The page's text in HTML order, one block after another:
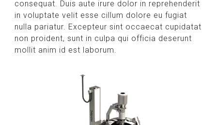
consequat. Duis aute irure dolor in reprehenderit
in voluptate velit esse cillum dolore eu fugiat
nulla pariatur. Excepteur sint occaecat cupidatat
non proident, sunt in culpa qui officia deserunt
mollit anim id est laborum.